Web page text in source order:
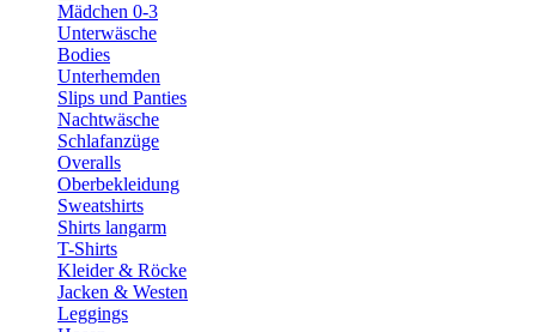
Mädchen 0-3
Unterwäsche
Bodies
Unterhemden
Slips und Panties
Nachtwäsche
Schlafanzüge
Overalls
Oberbekleidung
Sweatshirts
Shirts langarm
T-Shirts
Kleider & Röcke
Jacken & Westen
Leggings